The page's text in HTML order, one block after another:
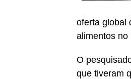
oferta global
alimentos no
O
que tiveram